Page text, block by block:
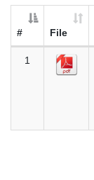
# File
1